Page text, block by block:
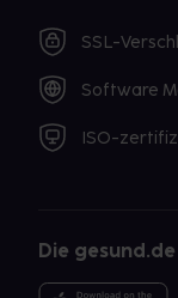
SSL-
Software
ISO-
Die